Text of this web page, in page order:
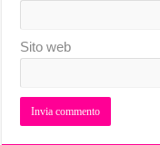
Sito web